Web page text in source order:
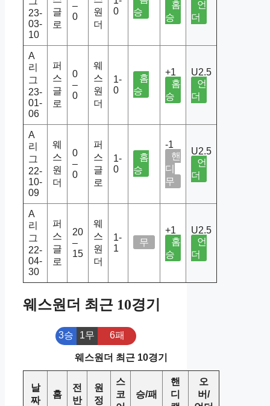
23-
03-
10
글
로
–
0
원
더
0
승
홈
승
언
더
A
리
그
23-
01-
06
퍼
스
글
로
0
–
0
웨
스
원
더
1-
0
홈
승
+1
홈
승
U2.5
언
더
A
리
그
22-
10-
09
웨
스
원
더
0
–
0
퍼
스
글
로
1-
0
홈
승
-1
핸
디
무
U2.5
언
더
A
리
그
22-
04-
30
퍼
스
글
로
20
–
15
웨
스
원
더
1-
1
무
+1
홈
승
U2.5
언
더
웨스원더 최근 10경기
3승 1무 6패
웨스원더 최근 10경기
날
짜
홈
전
반
원
정
스
코
승/패
핸
디
오
버/